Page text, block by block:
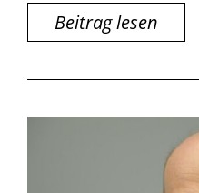
Beitrag lesen